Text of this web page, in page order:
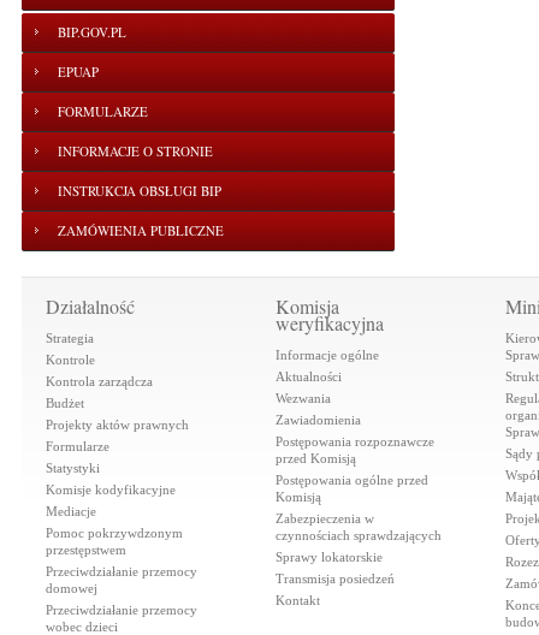
BIP.GOV.PL
EPUAP
FORMULARZE
INFORMACJE O STRONIE
INSTRUKCJA OBSŁUGI BIP
ZAMÓWIENIA PUBLICZNE
Działalność
Strategia
Kontrole
Kontrola zarządcza
Budżet
Projekty aktów prawnych
Formularze
Statystyki
Komisje kodyfikacyjne
Mediacje
Pomoc pokrzywdzonym
przestępstwem
Przeciwdziałanie przemocy
domowej
Przeciwdziałanie przemocy
wobec dzieci
Komisja
weryfikacyjna
Informacje ogólne
Aktualności
Wezwania
Zawiadomienia
Postępowania rozpoznawcze
przed Komisją
Postępowania ogólne przed
Komisją
Zabezpieczenia w
czynnościach sprawdzających
Sprawy lokatorskie
Transmisja posiedzeń
Kontakt
Sądy